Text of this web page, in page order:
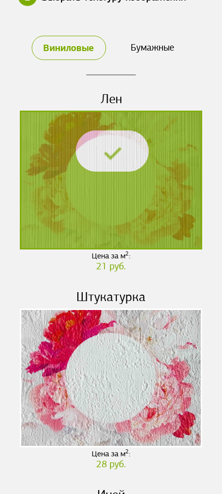
Виниловые Бумажные
Лен
Цена за м2:
21 руб.
Штукатурка
Цена за м2:
28 руб.